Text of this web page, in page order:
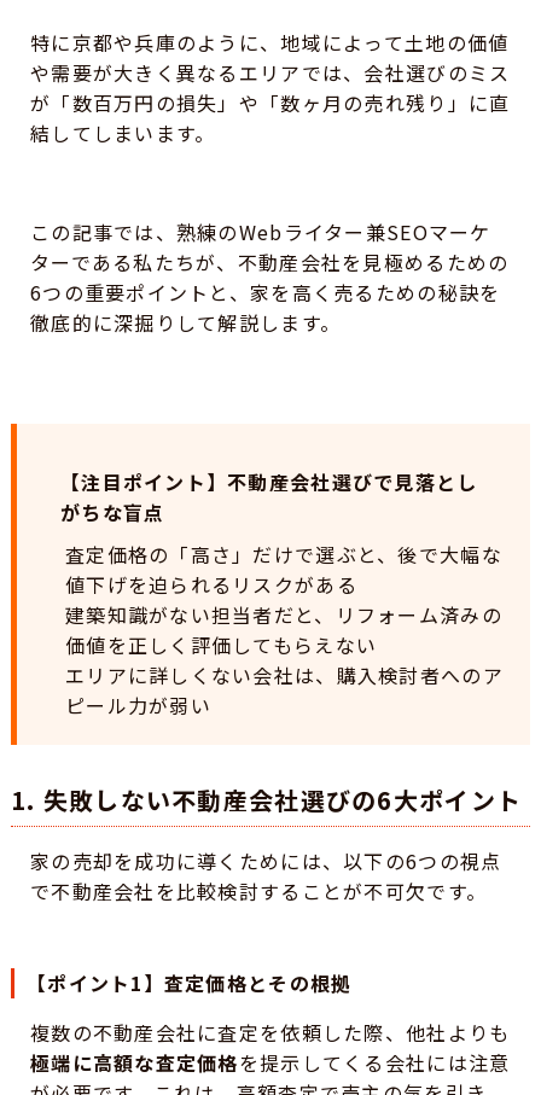
特に京都や兵庫のように、地域によって土地の価値
や需要が大きく異なるエリアでは、会社選びのミス
が「数百万円の損失」や「数ヶ月の売れ残り」に直
結してしまいます。
この記事では、熟練のWebライター兼SEOマーケ
ターである私たちが、不動産会社を見極めるための
6つの重要ポイントと、家を高く売るための秘訣を
徹底的に深掘りして解説します。
【注目ポイント】不動産会社選びで見落とし
がちな盲点
査定価格の「高さ」だけで選ぶと、後で大幅な
値下げを迫られるリスクがある
建築知識がない担当者だと、リフォーム済みの
価値を正しく評価してもらえない
エリアに詳しくない会社は、購入検討者へのア
ピール力が弱い
1. 失敗しない不動産会社選びの6大ポイント
家の売却を成功に導くためには、以下の6つの視点
で不動産会社を比較検討することが不可欠です。
【ポイント1】査定価格とその根拠
複数の不動産会社に査定を依頼した際、他社よりも
極端に高額な査定価格を提示してくる会社には注意